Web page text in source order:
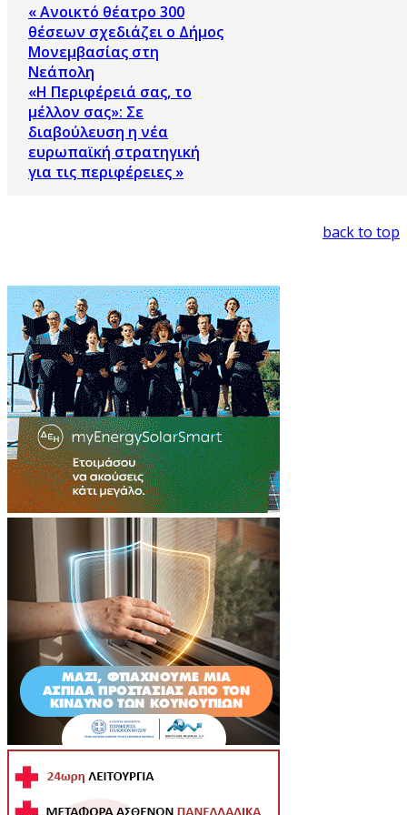
« Ανοικτό θέατρο 300
θέσεων σχεδιάζει ο Δήμος
Μονεμβασίας στη
Νεάπολη
«Η Περιφέρειά σας, το
μέλλον σας»: Σε
διαβούλευση η νέα
ευρωπαϊκή στρατηγική
για τις περιφέρειες »
back to top